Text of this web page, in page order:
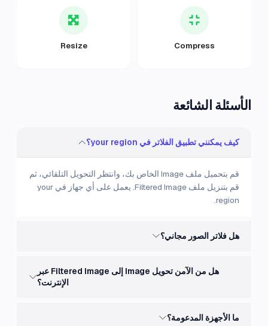
Compress
Resize
الأسئلة الشائعة
كيف يمكنني تطبيق الفلاتر في your region؟
قم بتحميل ملف Image الخاص بك، وانتظر التحويل التلقائي، ثم
قم بتنزيل ملف Filtered Image. يعمل على أي جهاز في your
region.
هل فلاتر الصور مجاني؟
هل من الآمن تحويل Image إلى Filtered Image عبر
الإنترنت؟
ما الأجهزة المدعومة؟